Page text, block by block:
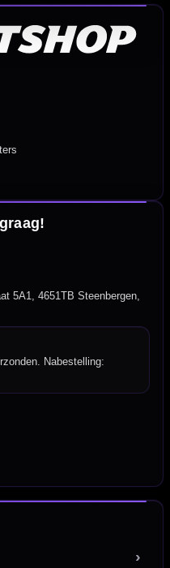
5A1, 4651TB Steenbergen,
Nabestelling: